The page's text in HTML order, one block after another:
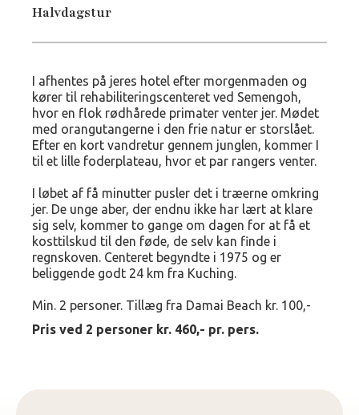
Halvdagstur
I afhentes på jeres hotel efter morgenmaden og
kører til rehabiliteringscenteret ved Semengoh,
hvor en flok rødhårede primater venter jer. Mødet
med orangutangerne i den frie natur er storslået.
Efter en kort vandretur gennem junglen, kommer I
til et lille foderplateau, hvor et par rangers venter.
I løbet af få minutter pusler det i træerne omkring
jer. De unge aber, der endnu ikke har lært at klare
sig selv, kommer to gange om dagen for at få et
kosttilskud til den føde, de selv kan finde i
regnskoven. Centeret begyndte i 1975 og er
beliggende godt 24 km fra Kuching.
Min. 2 personer. Tillæg fra Damai Beach kr. 100,-
Pris ved 2 personer kr. 460,- pr. pers.